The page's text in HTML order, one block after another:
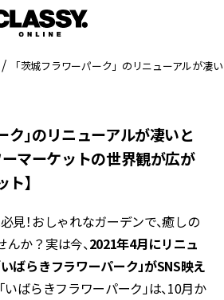
「茨城フラワーパーク」のリニューアルが凄
ク」のリニューアルが凄いと
ーマーケットの世界観が広が
】
見！おしゃれなガーデンで、癒しの
か？実は今、2021年4月にリニュ
ばらきフラワーパーク」がSNS映え
いばらきフラワーパーク」は、10月か